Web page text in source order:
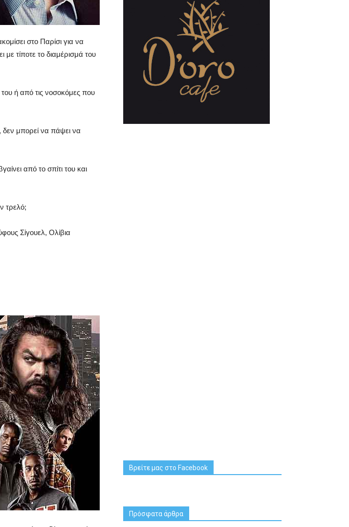
στο Παρίσι για να
με τίποτε το διαμέρισμά του
του ή από τις νοσοκόμες που
δεν μπορεί να πάψει να
από το σπίτι του και
τρελό;
Σίγουελ, Ολίβια
Βρείτε μας στο Facebook
Πρόσφατα άρθρα